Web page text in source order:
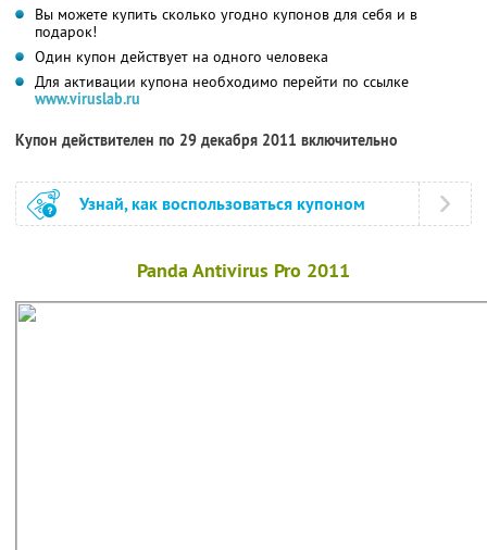
Вы можете купить сколько угодно купонов для себя и в
подарок!
Один купон действует на одного человека
Для активации купона необходимо перейти по ссылке
www.viruslab.ru
Купон действителен по 29 декабря 2011 включительно
Узнай, как воспользоваться купоном
Panda Antivirus Pro 2011